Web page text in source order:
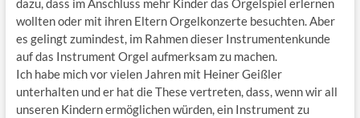
dazu, dass im Anschluss mehr Kinder das Orgelspiel erlernen
wollten oder mit ihren Eltern Orgelkonzerte besuchten. Aber
es gelingt zumindest, im Rahmen dieser Instrumentenkunde
auf das Instrument Orgel aufmerksam zu machen.
Ich habe mich vor vielen Jahren mit Heiner Geißler
unterhalten und er hat die These vertreten, dass, wenn wir all
unseren Kindern ermöglichen würden, ein Instrument zu